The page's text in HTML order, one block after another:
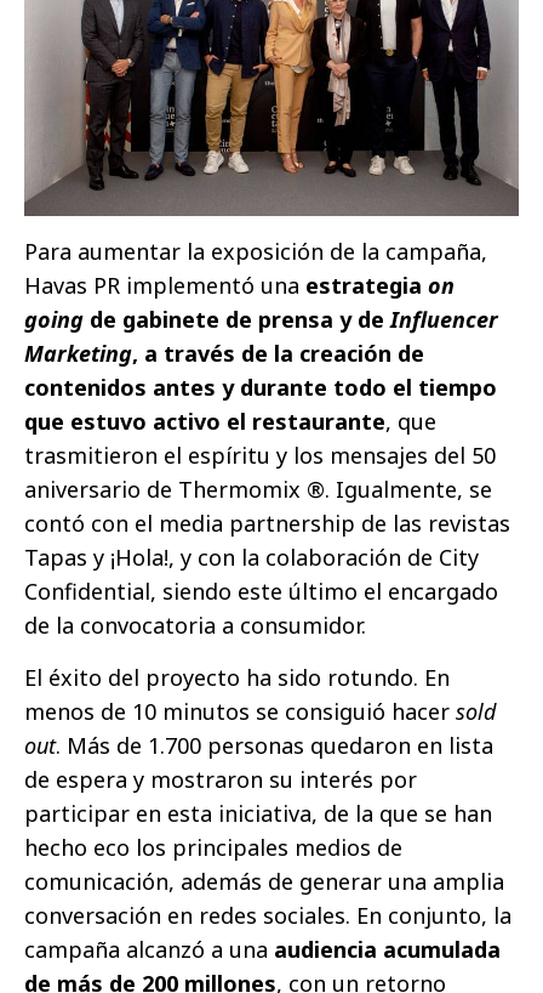
Para aumentar la exposición de la campaña,
Havas PR implementó una estrategia on
going de gabinete de prensa y deInfluencer
Marketing, a través de la creación de
contenidos antes y durante todo el tiempo
que estuvo activo el restaurante, que
trasmitieron el espíritu y los mensajes del 50
aniversario de Thermomix ®. Igualmente, se
contó con el media partnership de las revistas
Tapas y ¡Hola!, y con la colaboración de City
Confidential, siendo este último el encargado
de la convocatoria a consumidor.
El éxito del proyecto ha sido rotundo. En
menos de 10 minutos se consiguió hacer sold
out. Más de 1.700 personas quedaron en lista
de espera y mostraron su interés por
participar en esta iniciativa, de la que se han
hecho eco los principales medios de
comunicación, además de generar una amplia
conversación en redes sociales. En conjunto, la
campaña alcanzó a una audiencia acumulada
de más de 200 millones, con un retorno